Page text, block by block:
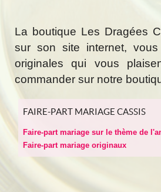
La boutique Les Dragées
sur son site internet,
originales qui vous
commander sur notre
FAIRE-PART MARIAGE CASSIS
Faire-part mariage sur le thème de
Faire-part mariage originaux